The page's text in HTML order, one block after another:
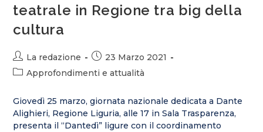
teatrale in Regione tra big della
cultura
La redazione
23 Marzo 2021
Approfondimenti e attualità
Giovedì 25 marzo, giornata nazionale dedicata a Dante
Alighieri, Regione Liguria, alle 17 in Sala Trasparenza,
presenta il “Dantedì” ligure con il coordinamento